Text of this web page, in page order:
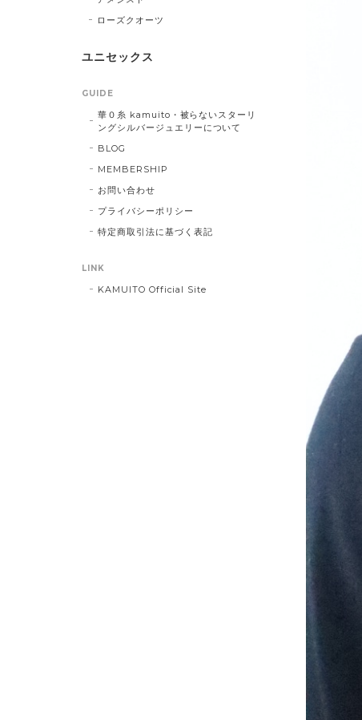
ローズクオーツ
ユニセックス
GUIDE
華０糸 kamuito・被らないスターリ
ングシルバージュエリーについて
BLOG
MEMBERSHIP
お問い合わせ
プライバシーポリシー
特定商取引法に基づく表記
LINK
KAMUITO Official Site